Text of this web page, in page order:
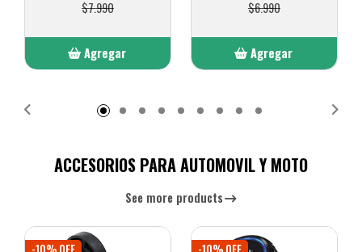
$7.990
Agregar
$6.990
Agregar
ACCESORIOS PARA AUTOMOVIL Y MOTO
See more products
-10% OFF -10% OFF